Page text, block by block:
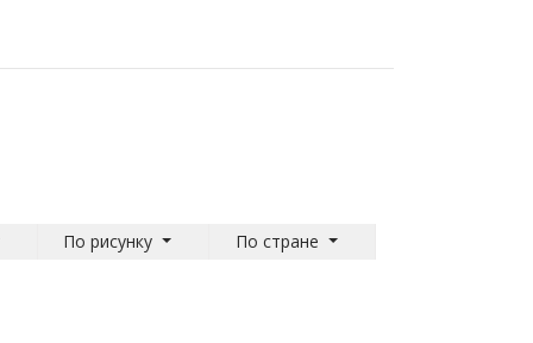
По рисунку По стране